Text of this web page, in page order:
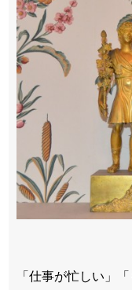
「仕事が忙しい」